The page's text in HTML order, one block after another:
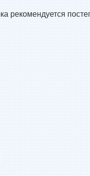
рекомендуется